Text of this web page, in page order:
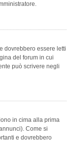
dovrebbero essere letti
del forum in cui
può scrivere negli
in cima alla prima
Come si
e dovrebbero